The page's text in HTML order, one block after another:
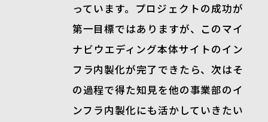
っています。プロジェクトの成功が
第一目標ではありますが、このマイ
ナビウエディング本体サイトのイン
フラ内製化が完了できたら、次はそ
の過程で得た知見を他の事業部のイ
ンフラ内製化にも活かしていきたい